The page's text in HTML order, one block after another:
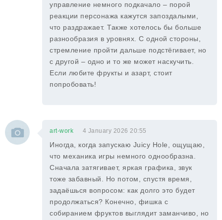
управление немного подкачало – порой
реакции персонажа кажутся запоздалыми,
что раздражает. Также хотелось бы больше
разнообразия в уровнях. С одной стороны,
стремление пройти дальше подстёгивает, но
с другой – одно и то же может наскучить.
Если любите фрукты и азарт, стоит
попробовать!
art-work 4 January 2026 20:55
Иногда, когда запускаю Juicy Hole, ощущаю,
что механика игры немного однообразна.
Сначала затягивает, яркая графика, звук
тоже забавный. Но потом, спустя время,
задаёшься вопросом: как долго это будет
продолжаться? Конечно, фишка с
собиранием фруктов выглядит заманчиво, но